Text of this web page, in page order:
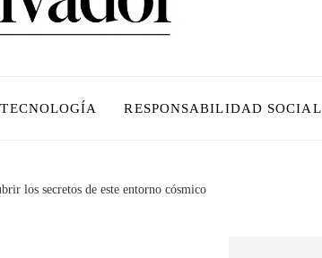
RESPONSABILIDAD SOCIAL
los secretos de este entorno cósmico